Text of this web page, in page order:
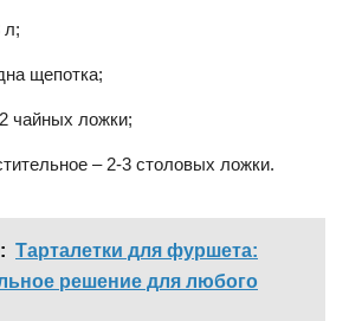
л;
щепотка;
чайных ложки;
– 2-3 столовых ложки.
Тарталетки для фуршета:
решение для любого